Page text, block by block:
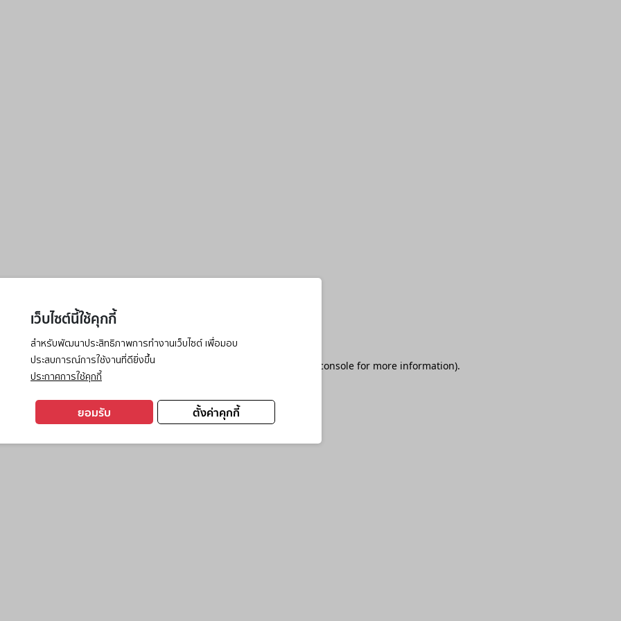
เว็บไซต์นี้ใช้คุกกี้
สำหรับพัฒนาประสิทธิภาพการทำงานเว็บไซต์ เพื่อมอบ
ประสบการณ์การใช้งานที่ดียิ่งขึ้น
ประกาศการใช้คุกกี้
ตั้งค่าคุกกี้
ยอมรับ
has occurred while loading browser console for more information).